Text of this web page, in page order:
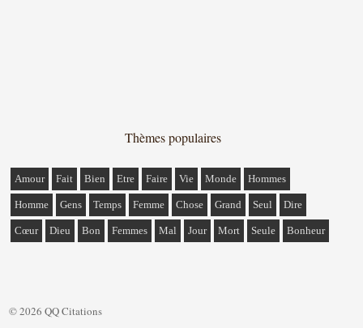
Thèmes populaires
Amour Fait Bien Etre Faire Vie Monde Hommes
Homme Gens Temps Femme Chose Grand Seul Dire
Cœur Dieu Bon Femmes Mal Jour Mort Seule Bonheur
© 2026 QQ Citations